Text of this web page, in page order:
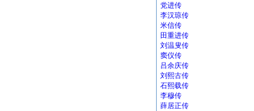
党进传
李汉琼传
米信传
田重进传
刘温叟传
窦仪传
吕余庆传
刘熙古传
石熙载传
李穆传
薛居正传